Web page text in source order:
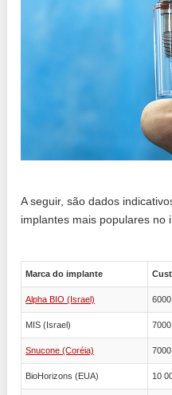
A seguir, são dados
implantes mais populares no
Marca do implante
Alpha BIO (Israel) 6000
MIS (Israel) 7000
Snucone (Coréia) 7000
BioHorizons (EUA) 10